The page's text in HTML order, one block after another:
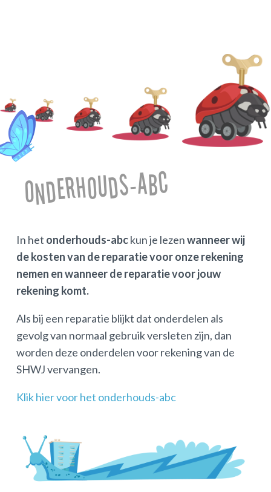
Onderhouds-ABC
In het onderhouds-abckun je lezenwanneer wij
de kosten van de reparatie voor onze rekening
nemen en wanneer de reparatie voor jouw
rekening komt.
Als bij een reparatie blijkt dat onderdelen als
gevolg van normaal gebruik versleten zijn, dan
worden deze onderdelen voor rekening van de
SHWJ vervangen.
Klik hier voor het onderhouds-abc